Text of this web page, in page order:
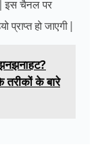
इस चैनल पर
हो जाएगी |
के बारे